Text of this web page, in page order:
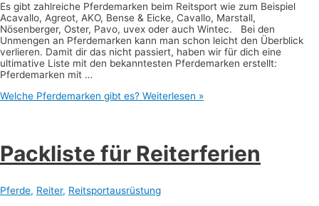
Es gibt zahlreiche Pferdemarken beim Reitsport wie zum Beispiel
Acavallo, Agreot, AKO, Bense & Eicke, Cavallo, Marstall,
Nösenberger, Oster, Pavo, uvex oder auch Wintec. Bei den
Unmengen an Pferdemarken kann man schon leicht den Überblick
verlieren. Damit dir das nicht passiert, haben wir für dich eine
ultimative Liste mit den bekanntesten Pferdemarken erstellt:
Pferdemarken mit …
Welche Pferdemarken gibt es? Weiterlesen »
Packliste für Reiterferien
Pferde, Reiter, Reitsportausrüstung